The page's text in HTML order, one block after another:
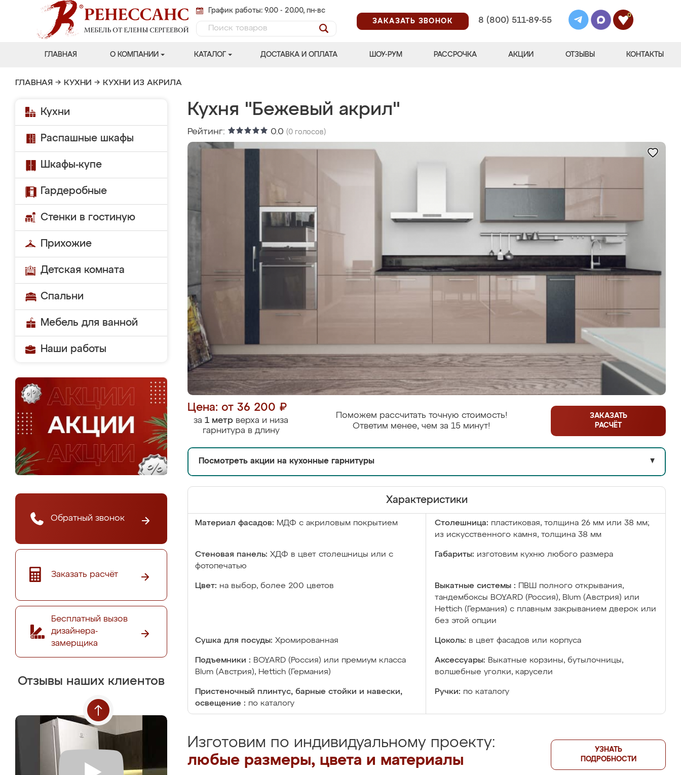
График работы: 9.00 - 20.00, пн-вс
ЗАКАЗАТЬ ЗВОНОК
8 (800) 511-89-55
0
ГЛАВНАЯ О КОМПАНИИ КАТАЛОГ ДОСТАВКА И ОПЛАТА ШОУ-РУМ РАССРОЧКА АКЦИИ ОТЗЫВЫ КОНТАКТЫ
ГЛАВНАЯ → КУХНИ → КУХНИ ИЗ АКРИЛА
Кухни
Распашные шкафы
Шкафы-купе
Гардеробные
Стенки в гостиную
Прихожие
Детская комната
Спальни
Мебель для ванной
Наши работы
Обратный звонок
Заказать расчёт
Бесплатный вызов
дизайнера-
замерщика
Отзывы наших клиентов
Кухня "Бежевый акрил"
Рейтинг: 0.0 (0 голосов)
Цена: от 36 200 ₽
за 1 метр верха и низа
гарнитура в длину
Поможем рассчитать точную стоимость!
Ответим менее, чем за 15 минут!
ЗАКАЗАТЬ
РАСЧЁТ
Посмотреть акции на кухонные гарнитуры ▼
Характеристики
Материал фасадов: МДФ с акриловым покрытием Столешница: пластиковая, толщина 26 мм или 38 мм;
из искусственного камня, толщина 38 мм
Стеновая панель: ХДФ в цвет столешницы или с
фотопечатью
Габариты: изготовим кухню любого размера
Цвет: на выбор, более 200 цветов Выкатные системы :
ПВШ полного открывания,
тандембоксы BOYARD (Россия), Blum (Австрия) или
Hettich (Германия) с плавным закрыванием дверок или
без этой опции
Сушка для посуды: Хромированная Цоколь: в цвет фасадов или корпуса
Подъемники : BOYARD (Россия) или премиум класса
Blum (Австрия), Hettich (Германия)
Аксессуары: Выкатные корзины, бутылочницы,
волшебные уголки, карусели
Пристеночный плинтус, барные стойки и навески,
освещение : по каталогу
Ручки: по каталогу
Изготовим по индивидуальному проекту:
любые размеры, цвета и материалы
УЗНАТЬ
ПОДРОБНОСТИ